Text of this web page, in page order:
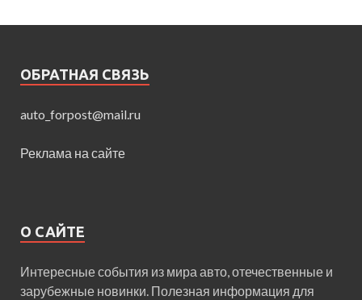
ОБРАТНАЯ СВЯЗЬ
auto_forpost@mail.ru
Реклама на сайте
О САЙТЕ
Интересные события из мира авто, отечественные и
зарубежные новинки. Полезная информация для